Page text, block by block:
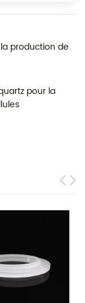
production de
pour la